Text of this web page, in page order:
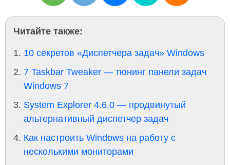
Читайте также:
10 секретов «Диспетчера задач» Windows
7 Taskbar Tweaker — тюнинг панели задач
Windows 7
System Explorer 4.6.0 — продвинутый
альтернативный диспетчер задач
Как настроить Windows на работу с
несколькими мониторами